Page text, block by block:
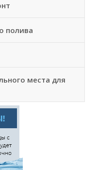
полива
места для